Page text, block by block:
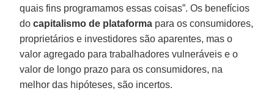
quais fins programamos essas coisas”. Os benefícios
docapitalismo de plataforma para os consumidores,
proprietários e investidores são aparentes, mas o
valor agregado para trabalhadores vulneráveis e o
valor de longo prazo para os consumidores, na
melhor das hipóteses, são incertos.